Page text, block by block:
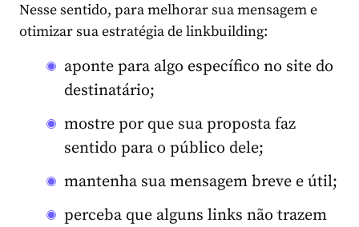
Nesse sentido, para melhorar sua mensagem e
otimizar sua estratégia de linkbuilding:
aponte para algo específico no site do
destinatário;
mostre por que sua proposta faz
sentido para o público dele;
mantenha sua mensagem breve e útil;
perceba que alguns links não trazem